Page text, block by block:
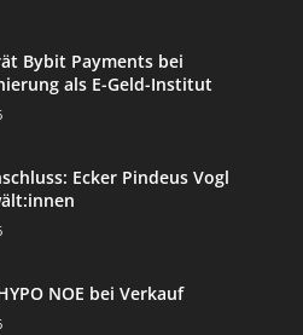
Bybit Payments bei
als E-Geld-Institut
Ecker Pindeus Vogl
NOE bei Verkauf